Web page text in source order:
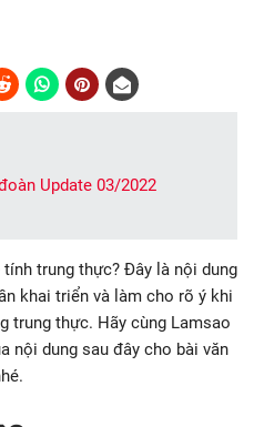
Update 03/2022
trung thực? Đây là nội dung
khai triển và làm cho rõ ý khi
trung thực. Hãy cùng Lamsao
nội dung sau đây cho bài văn